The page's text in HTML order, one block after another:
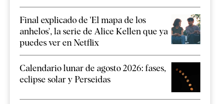
Final explicado de 'El mapa de los
anhelos', la serie de Alice Kellen que ya
puedes ver en Netflix
Calendario lunar de agosto 2026: fases,
eclipse solar y Perseidas